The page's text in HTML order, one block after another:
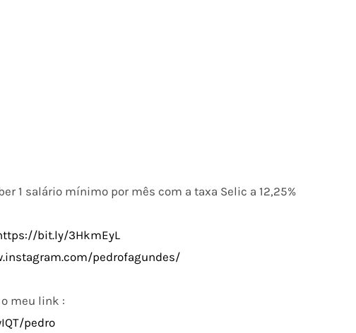
1 salário mínimo por mês com a taxa Selic a 12,25%
bit.ly/3HkmEyL
pedrofagundes/
meu link :
pedro